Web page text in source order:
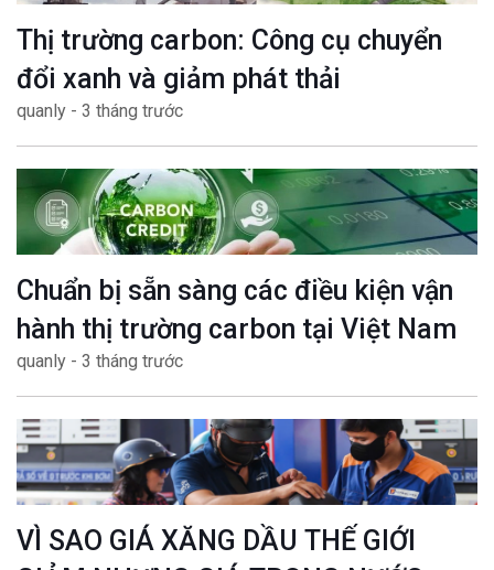
Thị trường carbon: Công cụ chuyển
đổi xanh và giảm phát thải
quanly - 3 tháng trước
Chuẩn bị sẵn sàng các điều kiện vận
hành thị trường carbon tại Việt Nam
quanly - 3 tháng trước
VÌ SAO GIÁ XĂNG DẦU THẾ GIỚI